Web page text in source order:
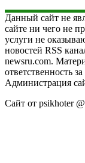
Данный сайт не
сайте ни чего не
услуги не
новостей RSS
newsru.com.
ответственность
Администрация
Сайт от psikhoter